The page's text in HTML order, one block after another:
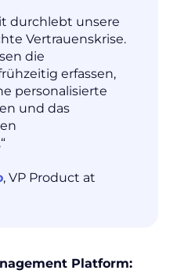
durchlebt unsere
Vertrauenskrise.
die
erfassen,
personalisierte
und das
, VP Product at
Platform: